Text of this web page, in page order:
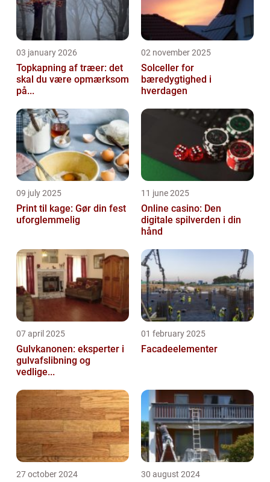
03 january 2026
Topkapning af træer: det
skal du være opmærksom
på...
02 november 2025
Solceller for
bæredygtighed i
hverdagen
09 july 2025
Print til kage: Gør din fest
uforglemmelig
11 june 2025
Online casino: Den
digitale spilverden i din
hånd
07 april 2025
Gulvkanonen: eksperter i
gulvafslibning og
vedlige...
01 february 2025
Facadeelementer
27 october 2024 30 august 2024